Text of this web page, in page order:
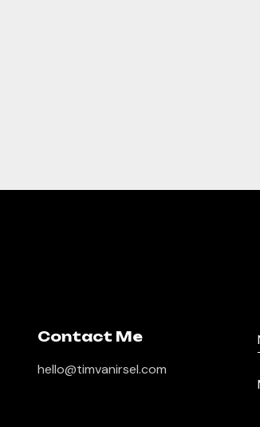
Contact Me
hello@timvanirsel.com